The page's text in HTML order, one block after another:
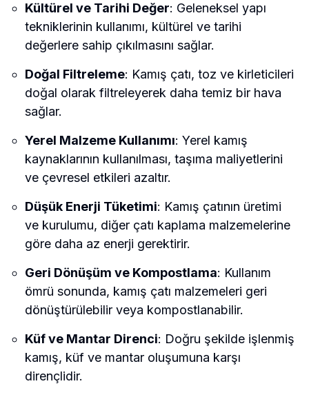
Kültürel ve Tarihi Değer: Geleneksel yapı
tekniklerinin kullanımı, kültürel ve tarihi
değerlere sahip çıkılmasını sağlar.
Doğal Filtreleme: Kamış çatı, toz ve kirleticileri
doğal olarak filtreleyerek daha temiz bir hava
sağlar.
Yerel Malzeme Kullanımı: Yerel kamış
kaynaklarının kullanılması, taşıma maliyetlerini
ve çevresel etkileri azaltır.
Düşük Enerji Tüketimi: Kamış çatının üretimi
ve kurulumu, diğer çatı kaplama malzemelerine
göre daha az enerji gerektirir.
Geri Dönüşüm ve Kompostlama: Kullanım
ömrü sonunda, kamış çatı malzemeleri geri
dönüştürülebilir veya kompostlanabilir.
Küf ve Mantar Direnci: Doğru şekilde işlenmiş
kamış, küf ve mantar oluşumuna karşı
dirençlidir.